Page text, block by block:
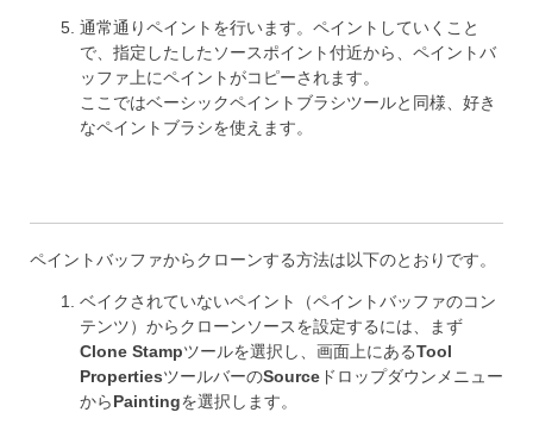
通常通りペイントを行います。ペイントしていくこと
で、指定したしたソースポイント付近から、ペイントバ
ッファ上にペイントがコピーされます。
ここではベーシックペイントブラシツールと同様、好き
なペイントブラシを使えます。
ペイントバッファからクローンする方法は以下のとおりです。
ベイクされていないペイント（ペイントバッファのコン
テンツ）からクローンソースを設定するには、まず
Clone Stampツールを選択し、画面上にあるTool
PropertiesツールバーのSource ドロップダウンメニュー
からPaintingを選択します。